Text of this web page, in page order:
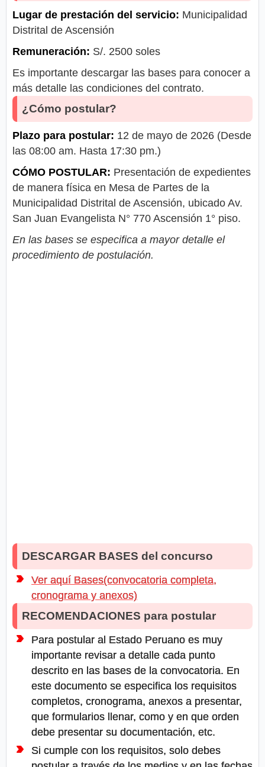
Lugar de prestación del servicio: Municipalidad
Distrital de Ascensión
Remuneración: S/. 2500 soles
Es importante descargar las bases para conocer a
más detalle las condiciones del contrato.
¿Cómo postular?
Plazo para postular: 12 de mayo de 2026 (Desde
las 08:00 am. Hasta 17:30 pm.)
CÓMO POSTULAR: Presentación de expedientes
de manera física en Mesa de Partes de la
Municipalidad Distrital de Ascensión, ubicado Av.
San Juan Evangelista N° 770 Ascensión 1° piso.
En las bases se especifica a mayor detalle el
procedimiento de postulación.
DESCARGAR BASES del concurso
Ver aquí Bases(convocatoria completa,
cronograma y anexos)
RECOMENDACIONES para postular
Para postular al Estado Peruano es muy
importante revisar a detalle cada punto
descrito en las bases de la convocatoria. En
este documento se especifica los requisitos
completos, cronograma, anexos a presentar,
que formularios llenar, como y en que orden
debe presentar su documentación, etc.
Si cumple con los requisitos, solo debes